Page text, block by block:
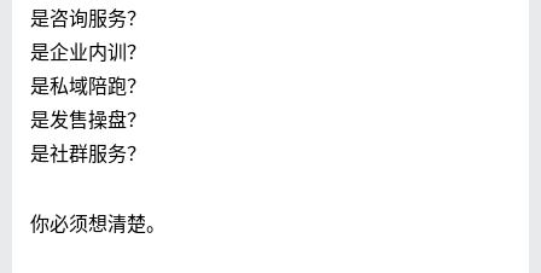
是咨询服务？
是企业内训？
是私域陪跑？
是发售操盘？
是社群服务？
你必须想清楚。